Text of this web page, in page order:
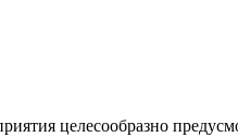
целесообразно